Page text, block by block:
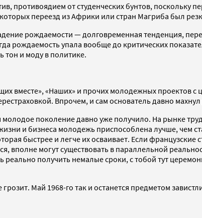
противоядием от студенческих бунтов,
переезд из Африки или стран Магриба был
рождаемости — долговременная тенденция,
рождаемость упала вообще до критических
тон и моду в политике.
вместе», «Наших» и прочих молодежных проектов с
Впрочем, и сам основатель давно махнул
поколение давно уже получило. На рынке
и бизнеса молодежь приспособлена лучше, чем
быстрее и легче их осваивает. Если французские
вполне могут существовать в параллельной
получить немалые сроки, с тобой тут
Май 1968-го так и останется предметом